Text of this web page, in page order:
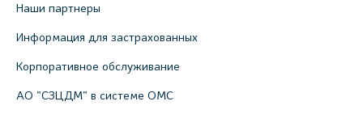
Наши партнеры
Информация для застрахованных
Корпоративное обслуживание
АО "СЗЦДМ" в системе ОМС